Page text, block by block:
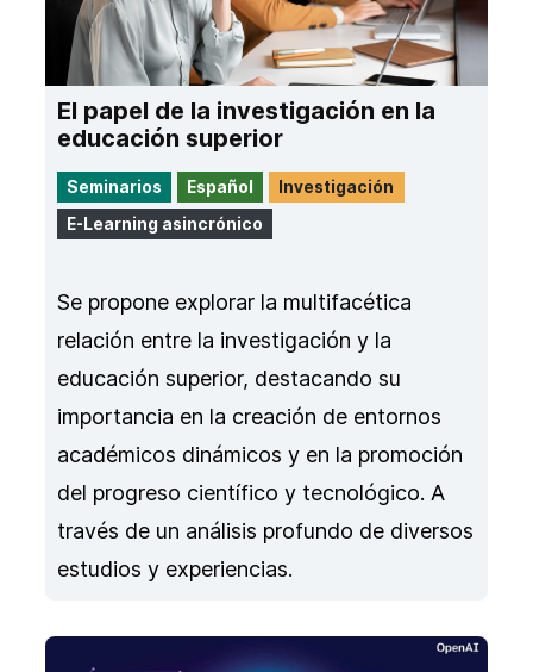
El papel de la investigación en la
educación superior
Seminarios Español
Investigación
E-Learning asincrónico
Se propone explorar la multifacética
relación entre la investigación y la
educación superior, destacando su
importancia en la creación de entornos
académicos dinámicos y en la promoción
del progreso científico y tecnológico. A
través de un análisis profundo de diversos
estudios y experiencias.